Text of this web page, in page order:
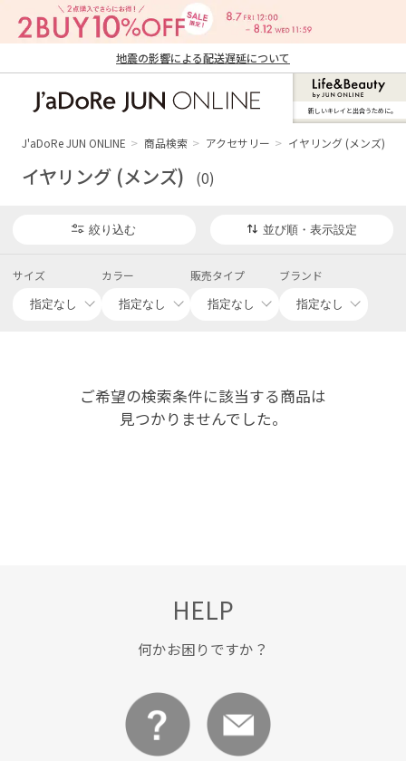
地震の影響による配送遅延について
ン オンライン）
新しいキレイと出合うために。
J'aDoRe JUN ONLINE 商品検索 アクセサリー イヤリング (メンズ)
イヤリング (メンズ) (0)
絞り込む 並び順・表示設定
サイズ カラー 販売タイプ ブランド
ご希望の検索条件に該当する商品は
見つかりませんでした。
HELP
何かお困りですか？